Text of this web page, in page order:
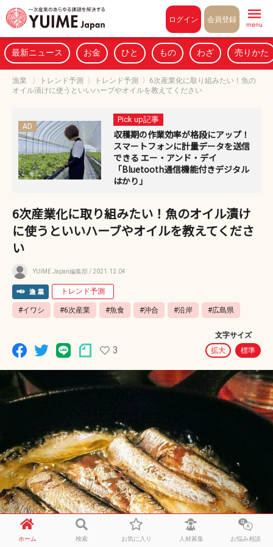
ログイン 会員登録
menu
最新ニュース お金 ひと もの わざ 売りかた
漁業 〉 トレンド予測 〉 トレンド予測 〉 6次産業化に取り組みたい！魚の
オイル漬けに使うといいハーブやオイルを教えてください
AD
Pick up記事
収穫期の作業効率が格段にアップ！
スマートフォンに計量データを送信
できる エー・アンド・デイ
「Bluetooth通信機能付きデジタル
はかり」
6次産業化に取り組みたい！魚のオイル漬け
に使うといいハーブやオイルを教えてくださ
い
YUIME Japan編集部 / 2021.12.04
トレンド予測
#イワシ #6次産業 #魚食 #沖合 #沿岸 #広島県
3
文字サイズ
拡大
標準
ホーム 検索 お気に入り 人材募集 お悩み相談